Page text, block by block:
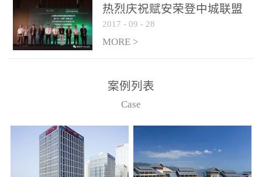
和监控端两大部分组成。
两者之间通过以太网相
联，一台监控主机最多可
从监控主机上获取，最多
只能接6台，超过的需从现
热烈庆祝赋安荣登中城联盟
联合采购战略合作平台
2017 - 09 - 28
MORE >
案例列表
Case